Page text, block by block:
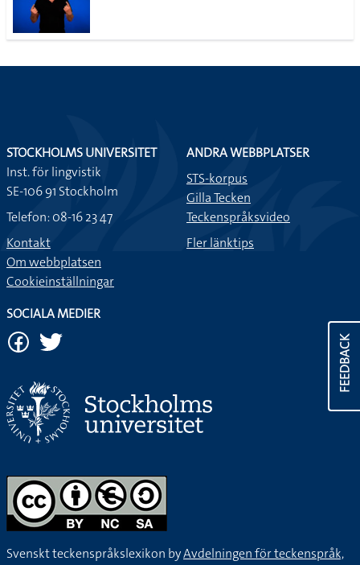
FEEDBACK
STOCKHOLMS UNIVERSITET
Inst. för lingvistik
SE-106 91 Stockholm
Telefon: 08-16 23 47
Kontakt
Om webbplatsen
Cookieinställningar
ANDRA WEBBPLATSER
STS-korpus
Gilla Tecken
Teckenspråksvideo
Fler länktips
SOCIALA MEDIER
Svenskt teckenspråkslexikon byAvdelningen för teckenspråk,